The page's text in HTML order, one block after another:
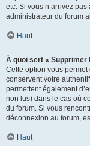
etc. Si vous n’arrivez
administrateur du forum
Haut
À quoi sert « Supprimer
Cette option vous permet
conservent votre
permettent également
non lus) dans le cas où
du forum. Si vous
déconnexion au forum,
Haut